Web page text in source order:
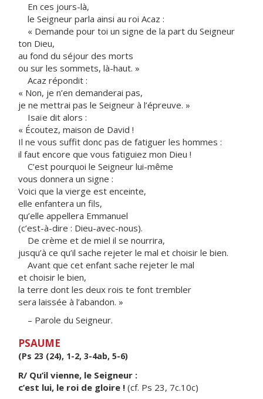
En ces jours-là,
le Seigneur parla ainsi au roi Acaz :
« Demande pour toi un signe de la part du Seigneur
ton Dieu,
au fond du séjour des morts
ou sur les sommets, là-haut. »
Acaz répondit :
« Non, je n’en demanderai pas,
je ne mettrai pas le Seigneur à l’épreuve. »
Isaïe dit alors :
« Écoutez, maison de David !
Il ne vous suffit donc pas de fatiguer les hommes :
il faut encore que vous fatiguiez mon Dieu !
C’est pourquoi le Seigneur lui-même
vous donnera un signe :
Voici que la vierge est enceinte,
elle enfantera un fils,
qu’elle appellera Emmanuel
(c’est-à-dire : Dieu-avec-nous).
De crème et de miel il se nourrira,
jusqu’à ce qu’il sache rejeter le mal et choisir le bien.
Avant que cet enfant sache rejeter le mal
et choisir le bien,
la terre dont les deux rois te font trembler
sera laissée à l’abandon. »
– Parole du Seigneur.
PSAUME
(Ps 23 (24), 1-2, 3-4ab, 5-6)
R/ Qu’il vienne, le Seigneur :
c’est lui, le roi de gloire ! (cf. Ps 23, 7c.10c)